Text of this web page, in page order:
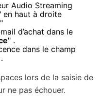
Audio Streaming
en haut à droite
"
d’achat dans le
" .
dans le champ
lors de la saisie de
ne pas échouer.